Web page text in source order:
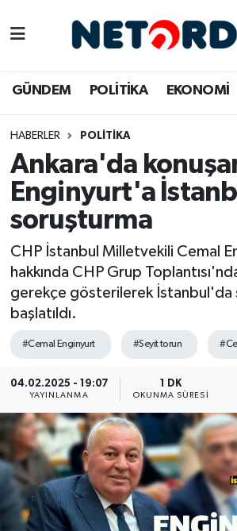
GÜNDEM POLİTİKA EKONOMİ
HABERLER POLİTİKA
Ankara'da
Enginyurt'a
soruşturma
CHP İstanbul Milletvekili Cemal
hakkında CHP Grup
gerekçe gösterilerek İstanbul'da
başlatıldı.
#Cemal Enginyurt #Seyit torun
04.02.2025 - 19:07
YAYINLANMA
1 DK
OKUNMA SÜRESI
DÜNYA
EĞİTİM
EKONOMİ
GÜNDEM
İNSAN
KADIN
KULTUR-SANAT
MAGAZİN
MEDYA
Namaz Vakitleri
Trafik Durumu
Süper Lig Puan Durumu ve
Son Dakika Haberleri
Haber Arşivi